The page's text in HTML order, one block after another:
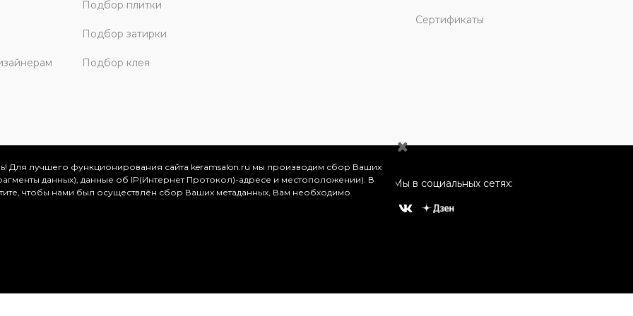
Подбор плитки
Подбор затирки
Подбор клея
Сертификаты
и Московской области, 2026
представлена на сайте в ознакомительных целях и ни
определяемой положениями Статьи 437 (2) Гражданского
Мы в социальных сетях:
Для лучшего функционирования сайта keramsalon.ru мы производим сбор Ваших
данных), данные об IP(Интернет Протокол)-адресе и местоположении). В
чтобы нами был осуществлён сбор Ваших метаданных, Вам необходимо